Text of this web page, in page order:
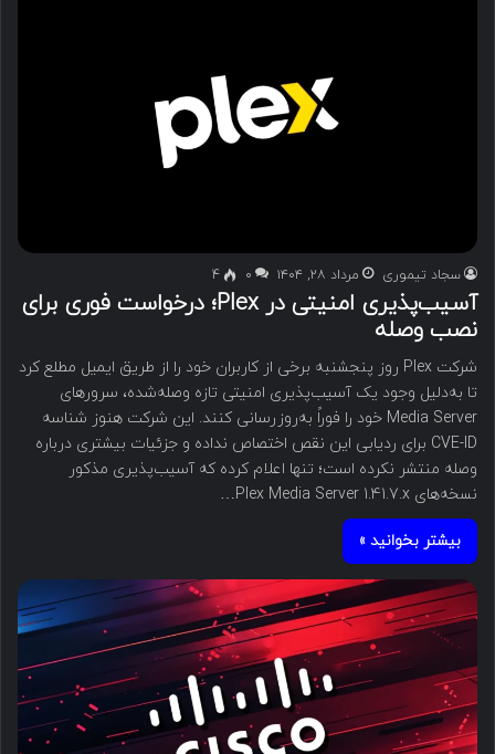
سجاد تیموری مرداد ۲۸, ۱۴۰۴ ۰ 4
آسیب‌پذیری امنیتی در Plex؛ درخواست فوری برای
نصب وصله
شرکت Plex روز پنجشنبه برخی از کاربران خود را از طریق ایمیل مطلع کرد
تا به‌دلیل وجود یک آسیب‌پذیری امنیتی تازه وصله‌شده، سرورهای
Media Server خود را فوراً به‌روزرسانی کنند. این شرکت هنوز شناسه
CVE-ID برای ردیابی این نقص اختصاص نداده و جزئیات بیشتری درباره
وصله منتشر نکرده است؛ تنها اعلام کرده که آسیب‌پذیری مذکور
نسخه‌های Plex Media Server 1.41.7.x…
بیشتر بخوانید »